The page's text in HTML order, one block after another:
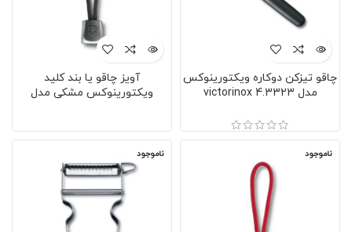
چاقو تیزکن دوکاره ویکتورینوکس
مدل victorinox 4.3323
آویز چاقو یا بند کلید
ویکتورینوکس مشکی مدل
ناموجود ناموجود